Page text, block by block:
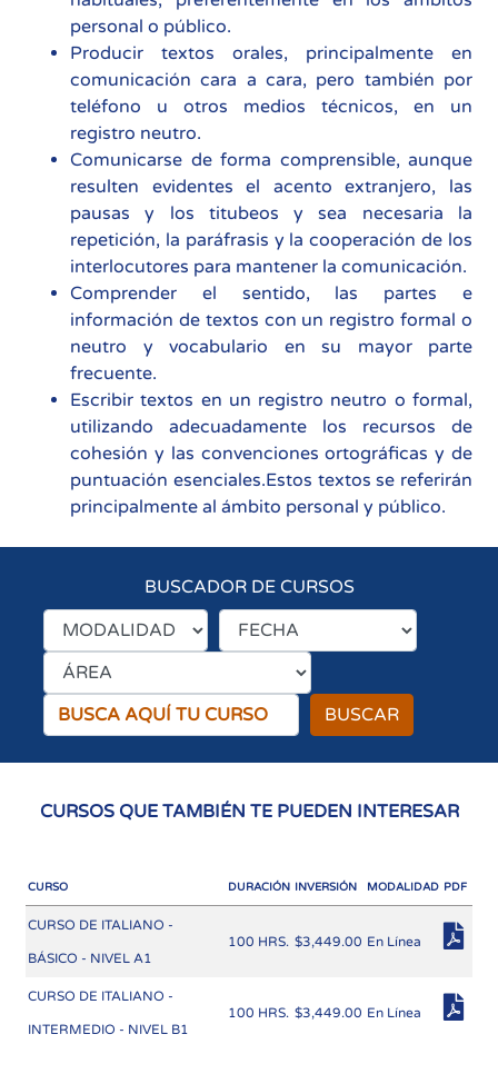
personal o público.
Producir textos orales, principalmente en
comunicación cara a cara, pero también por
teléfono u otros medios técnicos, en un
registro neutro.
Comunicarse de forma comprensible, aunque
resulten evidentes el acento extranjero, las
pausas y los titubeos y sea necesaria la
repetición, la paráfrasis y la cooperación de los
interlocutores para mantener la comunicación.
Comprender el sentido, las partes e
información de textos con un registro formal o
neutro y vocabulario en su mayor parte
frecuente.
Escribir textos en un registro neutro o formal,
utilizando adecuadamente los recursos de
cohesión y las convenciones ortográficas y de
puntuación esenciales.Estos textos se referirán
principalmente al ámbito personal y público.
BUSCADOR DE CURSOS
BUSCAR
CURSOS QUE TAMBIÉN TE PUEDEN INTERESAR
CURSO DURACIÓN INVERSIÓN MODALIDAD PDF
CURSO DE ITALIANO -
BÁSICO - NIVEL A1
100 HRS. $3,449.00 En Línea
CURSO DE ITALIANO -
INTERMEDIO - NIVEL B1
100 HRS. $3,449.00 En Línea